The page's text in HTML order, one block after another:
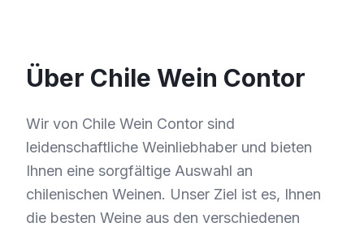
Über Chile Wein Contor
Wir von Chile Wein Contor sind
leidenschaftliche Weinliebhaber und bieten
Ihnen eine sorgfältige Auswahl an
chilenischen Weinen. Unser Ziel ist es, Ihnen
die besten Weine aus den verschiedenen